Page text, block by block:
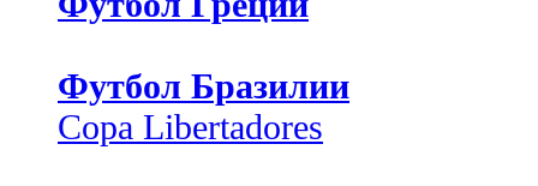
Футбол Бразилии
Copa Libertadores